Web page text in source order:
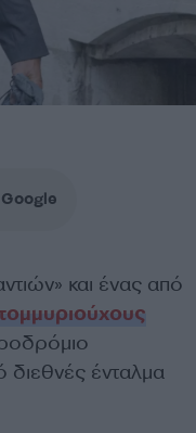
Google
και ένας από
διεθνές ένταλμα